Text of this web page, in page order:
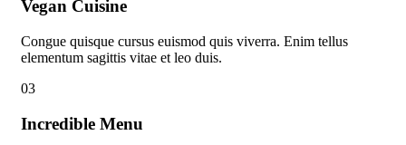
Vegan Cuisine
Congue quisque cursus euismod quis viverra. Enim tellus
elementum sagittis vitae et leo duis.
03
Incredible Menu